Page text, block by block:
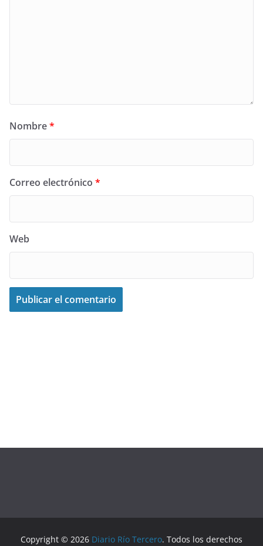
Nombre*
Correo electrónico *
Web
Copyright © 2026 Diario Río Tercero. Todos los derechos